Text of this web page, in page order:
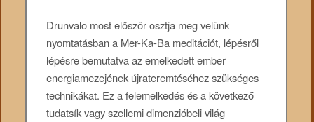
Drunvalo most először osztja meg velünk
nyomtatásban a Mer-Ka-Ba meditációt, lépésről
lépésre bemutatva az emelkedett ember
energiamezejének újrateremtéséhez szükséges
technikákat. Ez a felemelkedés és a következő
tudatsík vagy szellemi dimenzióbeli világ